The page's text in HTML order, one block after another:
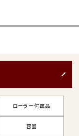
ローラー付属品
容器